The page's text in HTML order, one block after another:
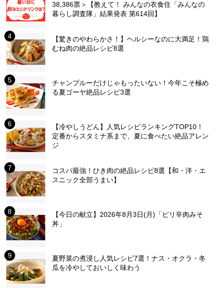
38,386票＞【教えて！ みんなの衣食住「みんなの
暮らし調査隊」結果発表 第614回】
【驚きのやわらかさ！】ヘルシーなのに大満足！鶏
むね肉の絶品レシピ8選
チャンプルーだけじゃもったいない！今年こそ極め
る夏ゴーヤ絶品レシピ3選
【冷やしうどん】人気レシピランキングTOP10！
定番からスタミナ系まで、夏に食べたい絶品アレン
ジ
コスパ最強！ひき肉の絶品レシピ8選【和・洋・エ
スニック全部うまい】
【今日の献立】2026年8月3日(月)「ピリ辛肉みそ
丼」
夏野菜の煮浸し人気レシピ7選！ナス・オクラ・冬
瓜を冷やしておいしく味わう